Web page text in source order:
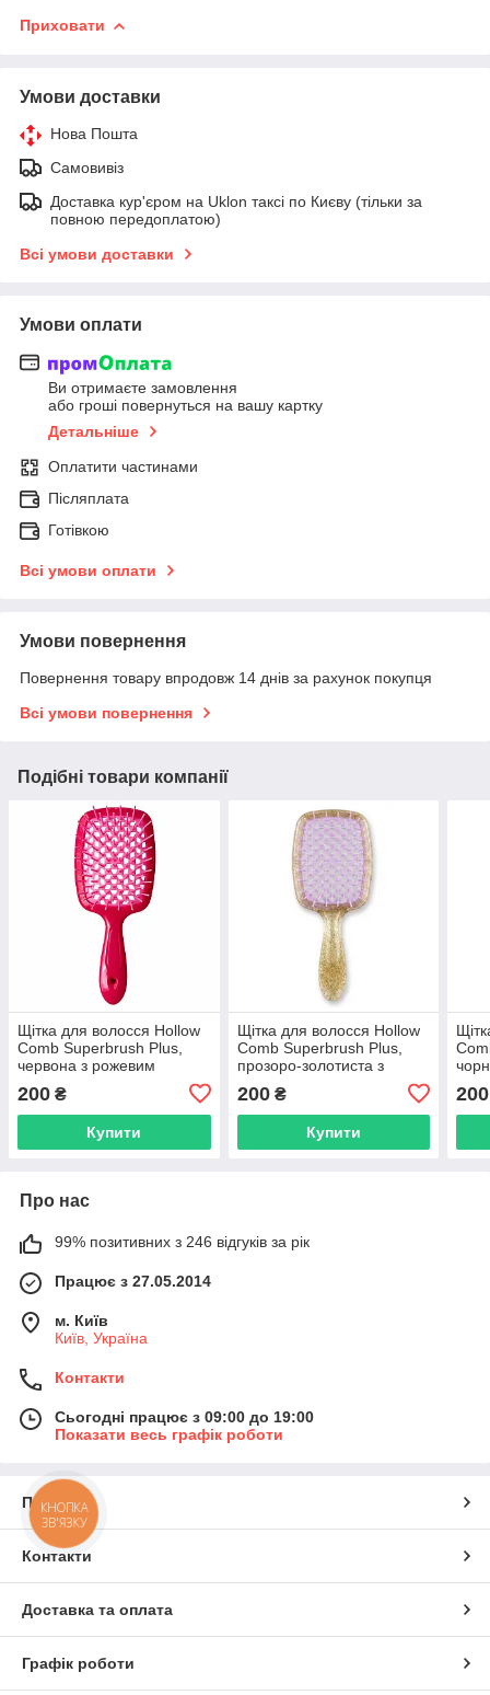
Приховати
Умови доставки
Нова Пошта
Самовивіз
Доставка кур'єром на Uklon таксі по Києву (тільки за
повною передоплатою)
Всі умови доставки
Умови оплати
Ви отримаєте замовлення
або гроші повернуться на вашу картку
Детальніше
Оплатити частинами
Післяплата
Готівкою
Всі умови оплати
Умови повернення
Повернення товару впродовж 14 днів за рахунок покупця
Всі умови повернення
Подібні товари компанії
Щітка для волосся Hollow
Comb Superbrush Plus,
червона з рожевим
200 ₴
Купити
Щітка для волосся Hollow
Comb Superbrush Plus,
прозоро-золотиста з
фіолетовим (SB2060-11)
200₴
Купити
200
Про нас
99% позитивних з 246 відгуків за рік
Працює з 27.05.2014
м. Київ
Київ, Україна
Контакти
Сьогодні працює з 09:00 до 19:00
Показати весь графік роботи
Про нас
Контакти
Доставка та оплата
Графік роботи
КНОПКА
ЗВ'ЯЗКУ